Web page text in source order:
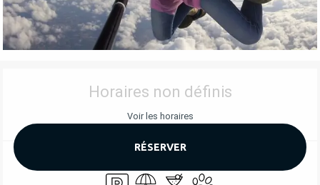
OUVERTURE ET COORDONNÉES
Horaires non définis
Voir les horaires
RÉSERVER
ParkingAire de pique nique
Bar / Buvette
Animaux acceptés